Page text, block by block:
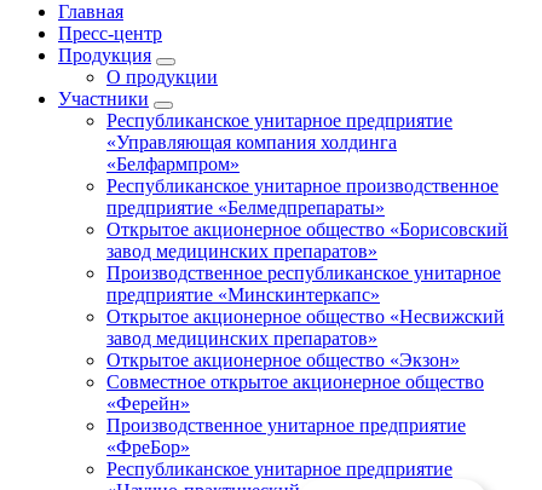
Главная
Пресс-центр
Продукция
О продукции
Участники
Республиканское унитарное предприятие
«Управляющая компания холдинга
«Белфармпром»
Республиканское унитарное производственное
предприятие «Белмедпрепараты»
Открытое акционерное общество «Борисовский
завод медицинских препаратов»
Производственное республиканское унитарное
предприятие «Минскинтеркапс»
Открытое акционерное общество «Несвижский
завод медицинских препаратов»
Открытое акционерное общество «Экзон»
Совместное открытое акционерное общество
«Ферейн»
Производственное унитарное предприятие
«ФреБор»
Республиканское унитарное предприятие